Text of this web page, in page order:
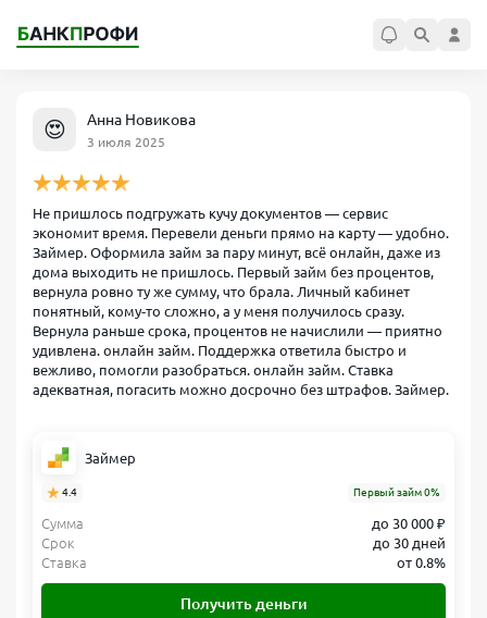
😍 Анна Новикова
3 июля 2025
Не пришлось подгружать кучу документов — сервис
экономит время. Перевели деньги прямо на карту — удобно.
Займер. Оформила займ за пару минут, всё онлайн, даже из
дома выходить не пришлось. Первый займ без процентов,
вернула ровно ту же сумму, что брала. Личный кабинет
понятный, кому‑то сложно, а у меня получилось сразу.
Вернула раньше срока, процентов не начислили — приятно
удивлена. онлайн займ. Поддержка ответила быстро и
вежливо, помогли разобраться. онлайн займ. Ставка
адекватная, погасить можно досрочно без штрафов. Займер.
Займер
4.4 Первый займ 0%
Сумма
до 30 000 ₽
Срок
до 30 дней
Ставка
от 0.8%
Получить деньги